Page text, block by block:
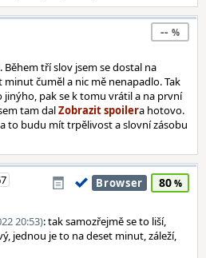
--
Během tří slov jsem se dostal na
minut čuměl a nic mě nenapadlo. Tak
jinýho, pak se k tomu vrátil a na první
tam dal
a hotovo.
to budu mít trpělivost a slovní zásobu
Browser 80
20:53): tak samozřejmě se to liší,
jednou je to na deset minut, záleží,